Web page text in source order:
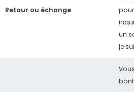
Retour ou échange
un
je